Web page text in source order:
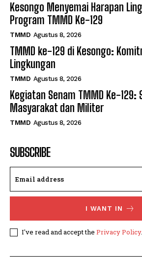
Kesongo Menyemai Harapan
Program TMMD Ke-129
TMMD Agustus 8, 2026
TMMD ke-129 di Kesongo:
Lingkungan
TMMD Agustus 8, 2026
Kegiatan Senam TMMD Ke-129:
Masyarakat dan Militer
TMMD Agustus 8, 2026
SUBSCRIBE
I WANT IN
I've read and accept the Privacy Policy.